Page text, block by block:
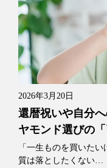
2026年3月20日
還暦祝いや自分
ヤモンド選びの
「一生ものを買いた
質は落としたくない…